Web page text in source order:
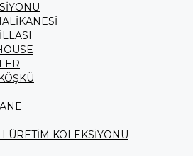
ÜRETİM KOLEKSİYONU